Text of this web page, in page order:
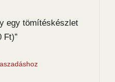
egy tömítéskészlet
Ft)”